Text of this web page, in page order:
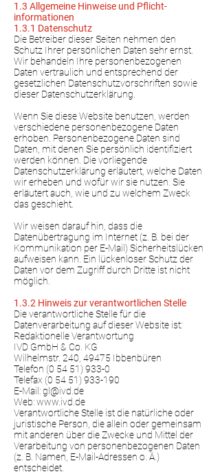
1.3 Allgemeine Hinweise und Pflicht­
informationen
1.3.1 Datenschutz
Die Betreiber dieser Seiten nehmen den
Schutz Ihrer persönlichen Daten sehr ernst.
Wir behandeln Ihre personenbezogenen
Daten vertraulich und entsprechend der
gesetzlichen Datenschutzvorschriften sowie
dieser Datenschutzerklärung.
Wenn Sie diese Website benutzen, werden
verschiedene personenbezogene Daten
erhoben. Personenbezogene Daten sind
Daten, mit denen Sie persönlich identifiziert
werden können. Die vorliegende
Datenschutzerklärung erläutert, welche Daten
wir erheben und wofür wir sie nutzen. Sie
erläutert auch, wie und zu welchem Zweck
das geschieht.
Wir weisen darauf hin, dass die
Datenübertragung im Internet (z. B. bei der
Kommunikation per E-Mail) Sicherheitslücken
aufweisen kann. Ein lückenloser Schutz der
Daten vor dem Zugriff durch Dritte ist nicht
möglich.
1.3.2 Hinweis zur verantwortlichen Stelle
Die verantwortliche Stelle für die
Datenverarbeitung auf dieser Website ist:
Redaktionelle Verantwortung
IVD GmbH & Co. KG
Wilhelmstr. 240, 49475 Ibbenbüren
Telefon (0 54 51) 933-0
Telefax (0 54 51) 933-190
E-Mail: gl@ivd.de
Web: www.ivd.de
Verantwortliche Stelle ist die natürliche oder
juristische Person, die allein oder gemeinsam
mit anderen über die Zwecke und Mittel der
Verarbeitung von personenbezogenen Daten
(z. B. Namen, E-Mail-Adressen o. Ä.)
entscheidet.